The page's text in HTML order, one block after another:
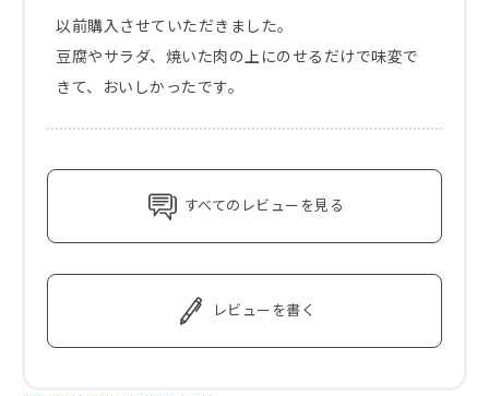
以前購入させていただきました。
豆腐やサラダ、焼いた肉の上にのせるだけで味変で
きて、おいしかったです。
すべてのレビューを見る
レビューを書く